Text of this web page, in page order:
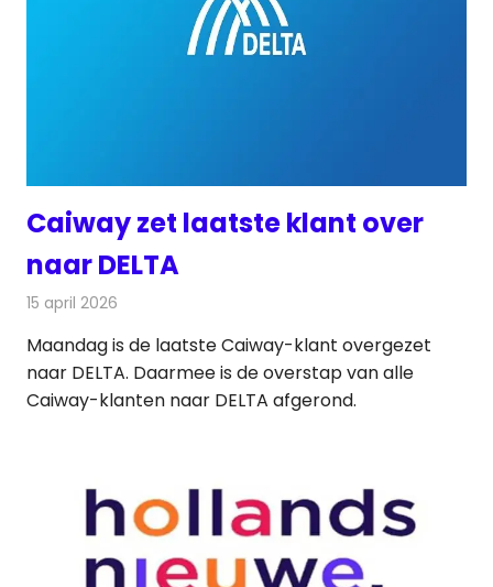
Caiway zet laatste klant over
naar DELTA
15 april 2026
Maandag is de laatste Caiway-klant overgezet
naar DELTA. Daarmee is de overstap van alle
Caiway-klanten naar DELTA afgerond.